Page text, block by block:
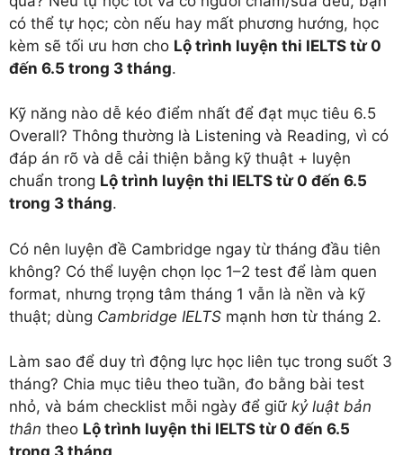
có thể tự học; còn nếu hay mất phương hướng, học
kèm sẽ tối ưu hơn cho Lộ trình luyện thi IELTS từ 0
đến 6.5 trong 3 tháng.
Kỹ năng nào dễ kéo điểm nhất để đạt mục tiêu 6.5
Overall? Thông thường là Listening và Reading, vì có
đáp án rõ và dễ cải thiện bằng kỹ thuật + luyện
chuẩn trong Lộ trình luyện thi IELTS từ 0 đến 6.5
trong 3 tháng.
Có nên luyện đề Cambridge ngay từ tháng đầu tiên
không? Có thể luyện chọn lọc 1–2 test để làm quen
format, nhưng trọng tâm tháng 1 vẫn là nền và kỹ
thuật; dùng Cambridge IELTS mạnh hơn từ tháng 2.
Làm sao để duy trì động lực học liên tục trong suốt 3
tháng? Chia mục tiêu theo tuần, đo bằng bài test
nhỏ, và bám checklist mỗi ngày để giữ kỷ luật bản
thân theo Lộ trình luyện thi IELTS từ 0 đến 6.5